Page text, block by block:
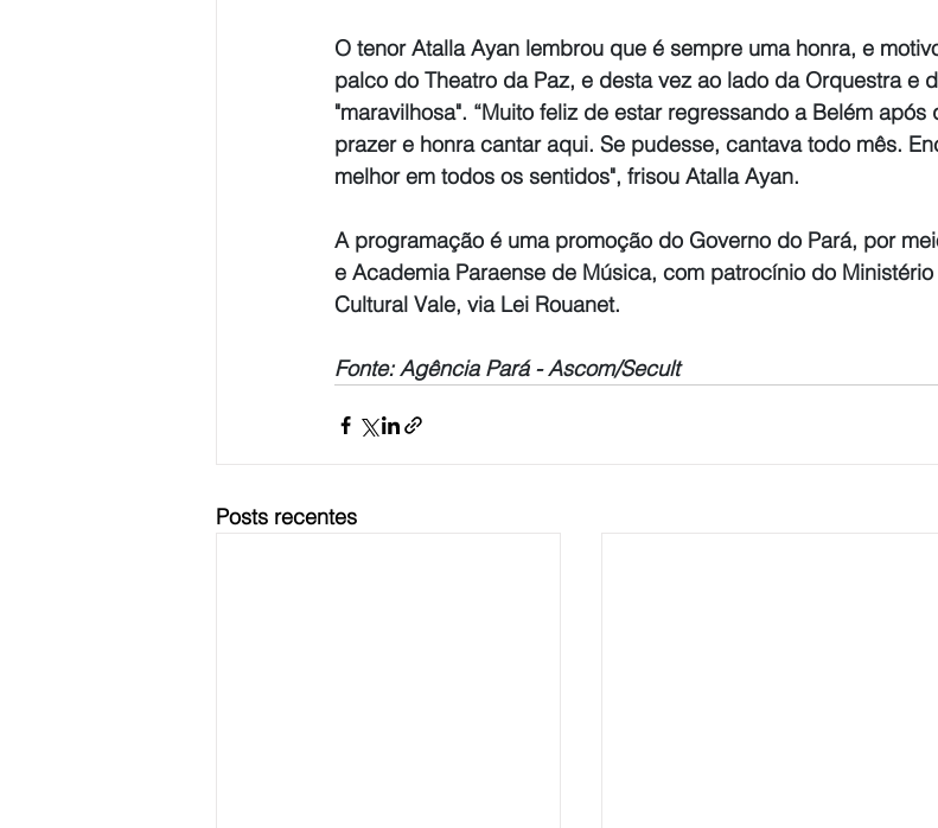
O tenor Atalla Ayan lembrou que é sempre uma honra, e
palco do Theatro da Paz, e desta vez ao lado da Orquestra e
"maravilhosa". “Muito feliz de estar regressando a Belém após
prazer e honra cantar aqui. Se pudesse, cantava todo mês.
melhor em todos os sentidos", frisou Atalla Ayan.
A programação é uma promoção do Governo do Pará, por
e Academia Paraense de Música, com patrocínio do
Cultural Vale, via Lei Rouanet.
Fonte: Agência Pará - Ascom/Secult
Posts recentes